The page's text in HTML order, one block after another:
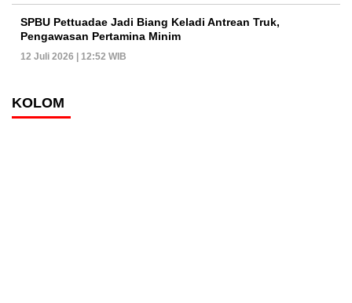
SPBU Pettuadae Jadi Biang Keladi Antrean Truk,
Pengawasan Pertamina Minim
12 Juli 2026 | 12:52 WIB
KOLOM